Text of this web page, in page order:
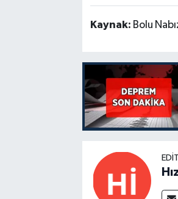
Kaynak: Bolu